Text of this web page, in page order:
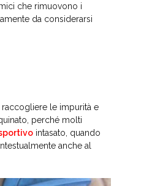
che rimuovono i
da considerarsi
le impurità e
perché molti
intasato, quando
anche al